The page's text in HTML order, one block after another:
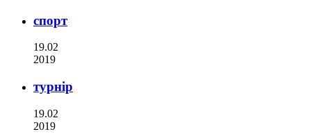
спорт
19.02
2019
турнір
19.02
2019